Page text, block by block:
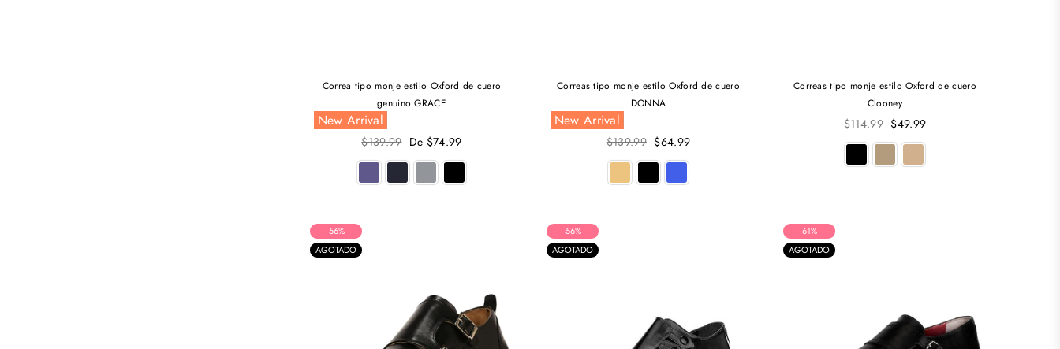
Correa tipo monje estilo Oxford de cuero
genuino GRACE
New Arrival
Precio
habitual
$139.99 De $74.99
Correas tipo monje estilo Oxford de cuero
DONNA
New Arrival
Precio
habitual
$139.99 $64.99
Correas tipo monje estilo Oxford de cuero
Clooney
Precio
habitual
$114.99 $49.99
-56%
AGOTADO
-56%
AGOTADO
-61%
AGOTADO